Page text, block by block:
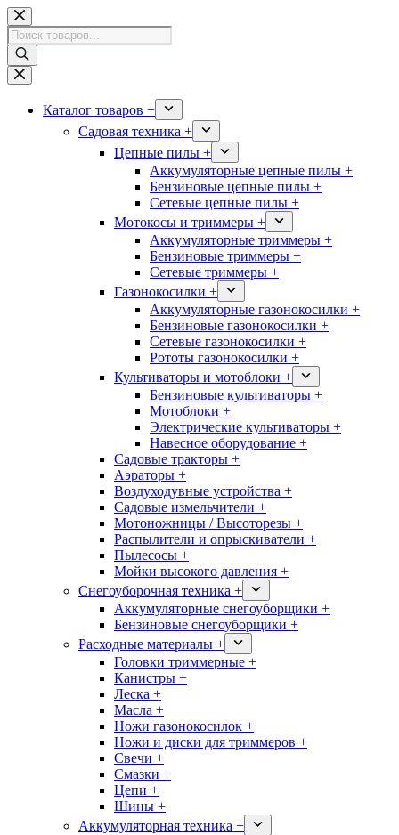
Перейти
к
сути
Поиск
товаров
Каталог товаров +
Садовая техника +
Цепные пилы +
Аккумуляторные цепные пилы +
Бензиновые цепные пилы +
Сетевые цепные пилы +
Мотокосы и триммеры +
Аккумуляторные триммеры +
Бензиновые триммеры +
Сетевые триммеры +
Газонокосилки +
Аккумуляторные газонокосилки +
Бензиновые газонокосилки +
Сетевые газонокосилки +
Рототы газонокосилки +
Культиваторы и мотоблоки +
Бензиновые культиваторы +
Мотоблоки +
Электрические культиваторы +
Навесное оборудование +
Садовые тракторы +
Аэраторы +
Воздуходувные устройства +
Садовые измельчители +
Мотоножницы / Высоторезы +
Распылители и опрыскиватели +
Пылесосы +
Мойки высокого давления +
Снегоуборочная техника +
Аккумуляторные снегоуборщики +
Бензиновые снегоуборщики +
Расходные материалы +
Головки триммерные +
Канистры +
Леска +
Масла +
Ножи газонокосилок +
Ножи и диски для триммеров +
Свечи +
Смазки +
Цепи +
Шины +
Аккумуляторная техника +